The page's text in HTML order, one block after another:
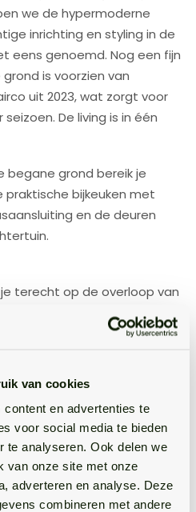
van cookies
en advertenties te
voor social media te bieden
te analyseren. Ook delen we
van onze site met onze
adverteren en analyse. Deze
combineren met andere
we de hypermoderne
inrichting en styling in de
eens genoemd. Nog een fijn
is voorzien van
uit 2023, wat zorgt voor
De living is in één
begane grond bereik je
bijkeuken met
en de deuren
terecht op de overloop van
je toegang hebt tot drie
voorzien van een dakkapel)
liggen samen over de
van de verdieping
licht, prachtig gestyled en
de gewenste
master bedroom en